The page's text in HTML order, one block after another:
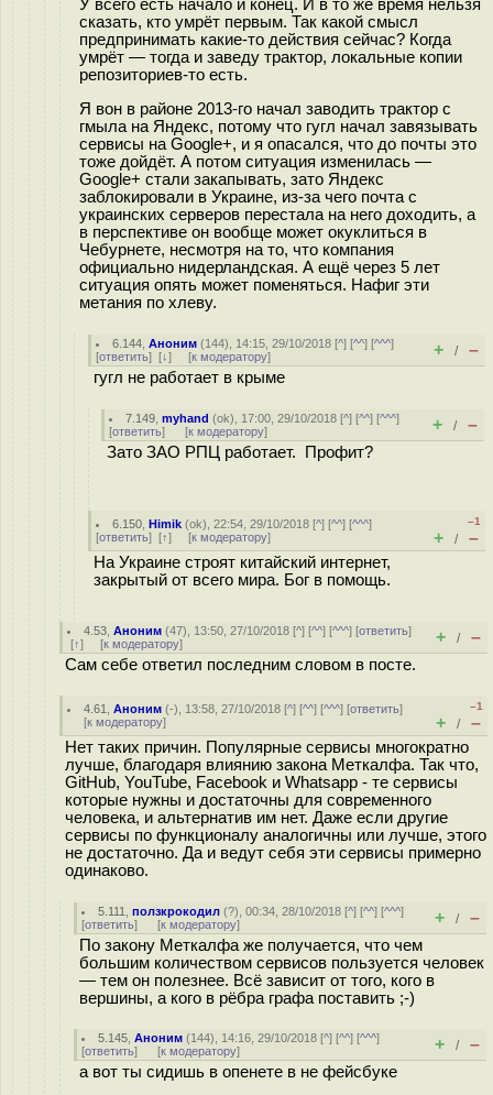
У всего есть начало и конец. И в то же время нельзя
сказать, кто умрёт первым. Так какой смысл
предпринимать какие-то действия сейчас? Когда
умрёт — тогда и заведу трактор, локальные копии
репозиториев-то есть.
Я вон в районе 2013-го начал заводить трактор с
гмыла на Яндекс, потому что гугл начал завязывать
сервисы на Google+, и я опасался, что до почты это
тоже дойдёт. А потом ситуация изменилась —
Google+ стали закапывать, зато Яндекс
заблокировали в Украине, из-за чего почта с
украинских серверов перестала на него доходить, а
в перспективе он вообще может окуклиться в
Чебурнете, несмотря на то, что компания
официально нидерландская. А ещё через 5 лет
ситуация опять может поменяться. Нафиг эти
метания по хлеву.
6.144 ,Аноним (144), 14:15, 29/10/2018 [^] [^^] [^^^]
[ответить] [↓] [к модератору] + / –
гугл не работает в крыме
7.149 ,myhand (ok), 17:00, 29/10/2018 [^] [^^] [^^^]
[ответить] [к модератору] + / –
Зато ЗАО РПЦ работает. Профит?
6.150 ,Himik (ok), 22:54, 29/10/2018 [^] [^^] [^^^]
[ответить] [↑] [к модератору]
–1
+ / –
На Украине строят китайский интернет,
закрытый от всего мира. Бог в помощь.
4.53 ,Аноним (47), 13:50, 27/10/2018 [^] [^^] [^^^] [ответить]
[↑] [к модератору] + / –
Сам себе ответил последним словом в посте.
4.61 ,Аноним (-), 13:58, 27/10/2018 [^] [^^] [^^^] [ответить]
[к модератору]
–1
+ / –
Нет таких причин. Популярные сервисы многократно
лучше, благодаря влиянию закона Меткалфа. Так что,
GitHub, YouTube, Facebook и Whatsapp - те сервисы
которые нужны и достаточны для современного
человека, и альтернатив им нет. Даже если другие
сервисы по функционалу аналогичны или лучше, этого
не достаточно. Да и ведут себя эти сервисы примерно
одинаково.
5.111 ,ползкрокодил (?), 00:34, 28/10/2018 [^] [^^] [^^^]
[ответить] [к модератору] + / –
По закону Меткалфа же получается, что чем
большим количеством сервисов пользуется человек
— тем он полезнее. Всё зависит от того, кого в
вершины, а кого в рёбра графа поставить ;-)
5.145 ,Аноним (144), 14:16, 29/10/2018 [^] [^^] [^^^]
[ответить] [к модератору] + / –
а вот ты сидишь в опенете в не фейсбуке